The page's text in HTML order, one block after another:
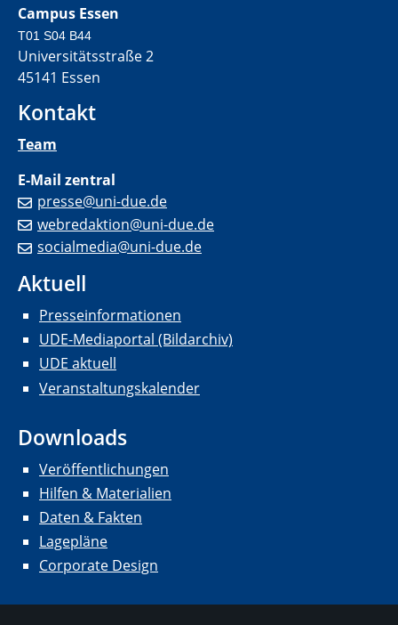
Campus Essen
T01 S04 B44
Universitätsstraße 2
45141 Essen
Kontakt
Team
E-Mail zentral
presse@uni-due.de
webredaktion@uni-due.de
socialmedia@uni-due.de
Aktuell
Presseinformationen
UDE-Mediaportal (Bildarchiv)
UDE aktuell
Veranstaltungskalender
Downloads
Veröffentlichungen
Hilfen & Materialien
Daten & Fakten
Lagepläne
Corporate Design